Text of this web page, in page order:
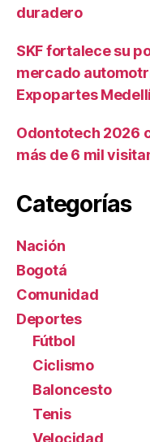
duradero
SKF fortalece su
mercado
Expopartes
Odontotech 2026
más de 6 mil
Categorías
Nación
Bogotá
Comunidad
Deportes
Fútbol
Ciclismo
Baloncesto
Tenis
Velocidad